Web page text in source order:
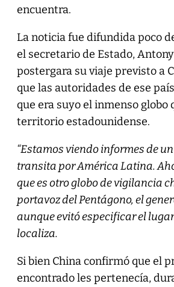
encuentra.
La noticia fue difundida poco
el secretario de Estado,
postergara su viaje previsto a
que las autoridades de ese
que era suyo el inmenso globo
territorio estadounidense.
“Estamos viendo informes de
transita por América Latina.
que es otro globo de vigilancia
portavoz del Pentágono, el
aunque evitó especificar el lugar
localiza.
Si bien China confirmó que el
encontrado les pertenecía,